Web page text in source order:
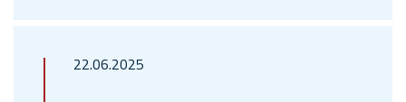
22.06.2025